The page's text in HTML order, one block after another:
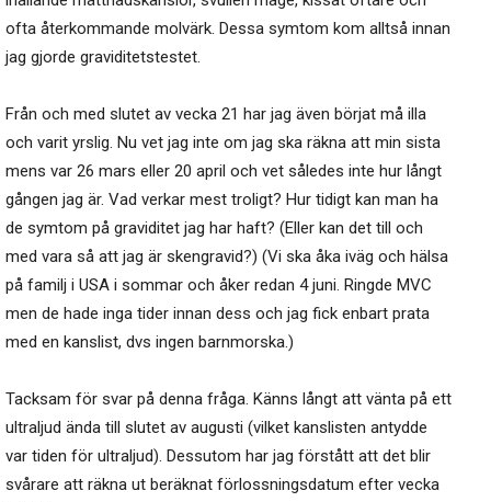
ofta återkommande molvärk. Dessa symtom kom alltså innan
jag gjorde graviditetstestet.
Från och med slutet av vecka 21 har jag även börjat må illa
och varit yrslig. Nu vet jag inte om jag ska räkna att min sista
mens var 26 mars eller 20 april och vet således inte hur långt
gången jag är. Vad verkar mest troligt? Hur tidigt kan man ha
de symtom på graviditet jag har haft? (Eller kan det till och
med vara så att jag är skengravid?) (Vi ska åka iväg och hälsa
på familj i USA i sommar och åker redan 4 juni. Ringde MVC
men de hade inga tider innan dess och jag fick enbart prata
med en kanslist, dvs ingen barnmorska.)
Tacksam för svar på denna fråga. Känns långt att vänta på ett
ultraljud ända till slutet av augusti (vilket kanslisten antydde
var tiden för ultraljud). Dessutom har jag förstått att det blir
svårare att räkna ut beräknat förlossningsdatum efter vecka